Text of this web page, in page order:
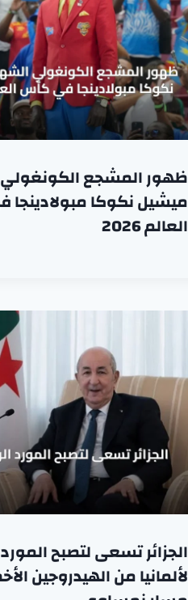
ظهور المشجع
ميشيل نكوكا
العالم 2026
الجزائر تسعى لتصبح
لألمانيا من الهيدروجين